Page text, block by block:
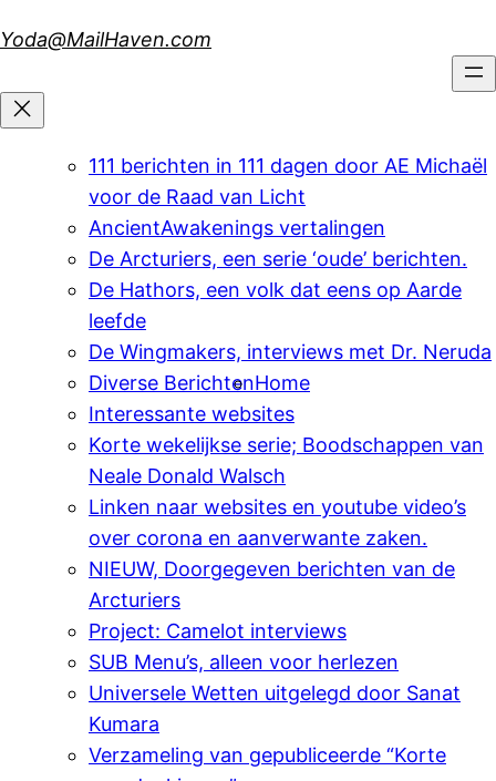
to
Yoda@MailHaven.com
111 berichten in 111 dagen door AE Michaël
voor de Raad van Licht
AncientAwakenings vertalingen
De Arcturiers, een serie ‘oude’ berichten.
De Hathors, een volk dat eens op Aarde
leefde
De Wingmakers, interviews met Dr. Neruda
Diverse BerichtenHome
Interessante websites
Korte wekelijkse serie; Boodschappen van
Neale Donald Walsch
Linken naar websites en youtube video’s
over corona en aanverwante zaken.
NIEUW, Doorgegeven berichten van de
Arcturiers
Project: Camelot interviews
SUB Menu’s, alleen voor herlezen
Universele Wetten uitgelegd door Sanat
Kumara
Verzameling van gepubliceerde “Korte